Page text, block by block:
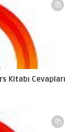
Kitabı Cevapları